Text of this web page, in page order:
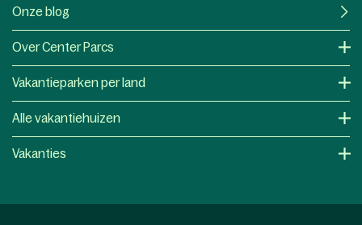
Onze blog
Over Center Parcs
Vakantieparken per land
Alle vakantiehuizen
Vakanties